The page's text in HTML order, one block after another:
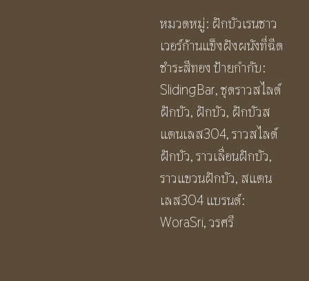
แขวน
ฝักบัว
ปรับ
ระดับ
สี
เงิน
ผิว
เงา
ทรง
กลม
หมวดหมู่: ฝักบัวเรนชาว
เวอร์ก้านแข็งฝังผนังที่ฉีด
ชำระสีทอง ป้ายกำกับ:
SlidingBar,ชุดราวสไลด์
ฝักบัว, ฝักบัว, ฝักบัวส
แตนเลส304,ราวสไลด์
ฝักบัว,ราวเลื่อนฝักบัว,
ราวแขวนฝักบัว, สแตน
เลส304 แบรนด์:
WoraSri,วรศรี